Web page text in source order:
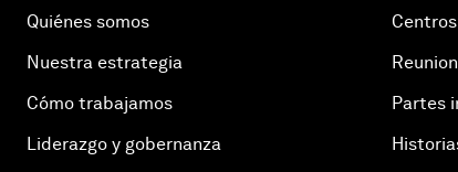
Quiénes somos
Nuestra estrategia
Cómo trabajamos
Liderazgo y gobernanza
Centros
Partes